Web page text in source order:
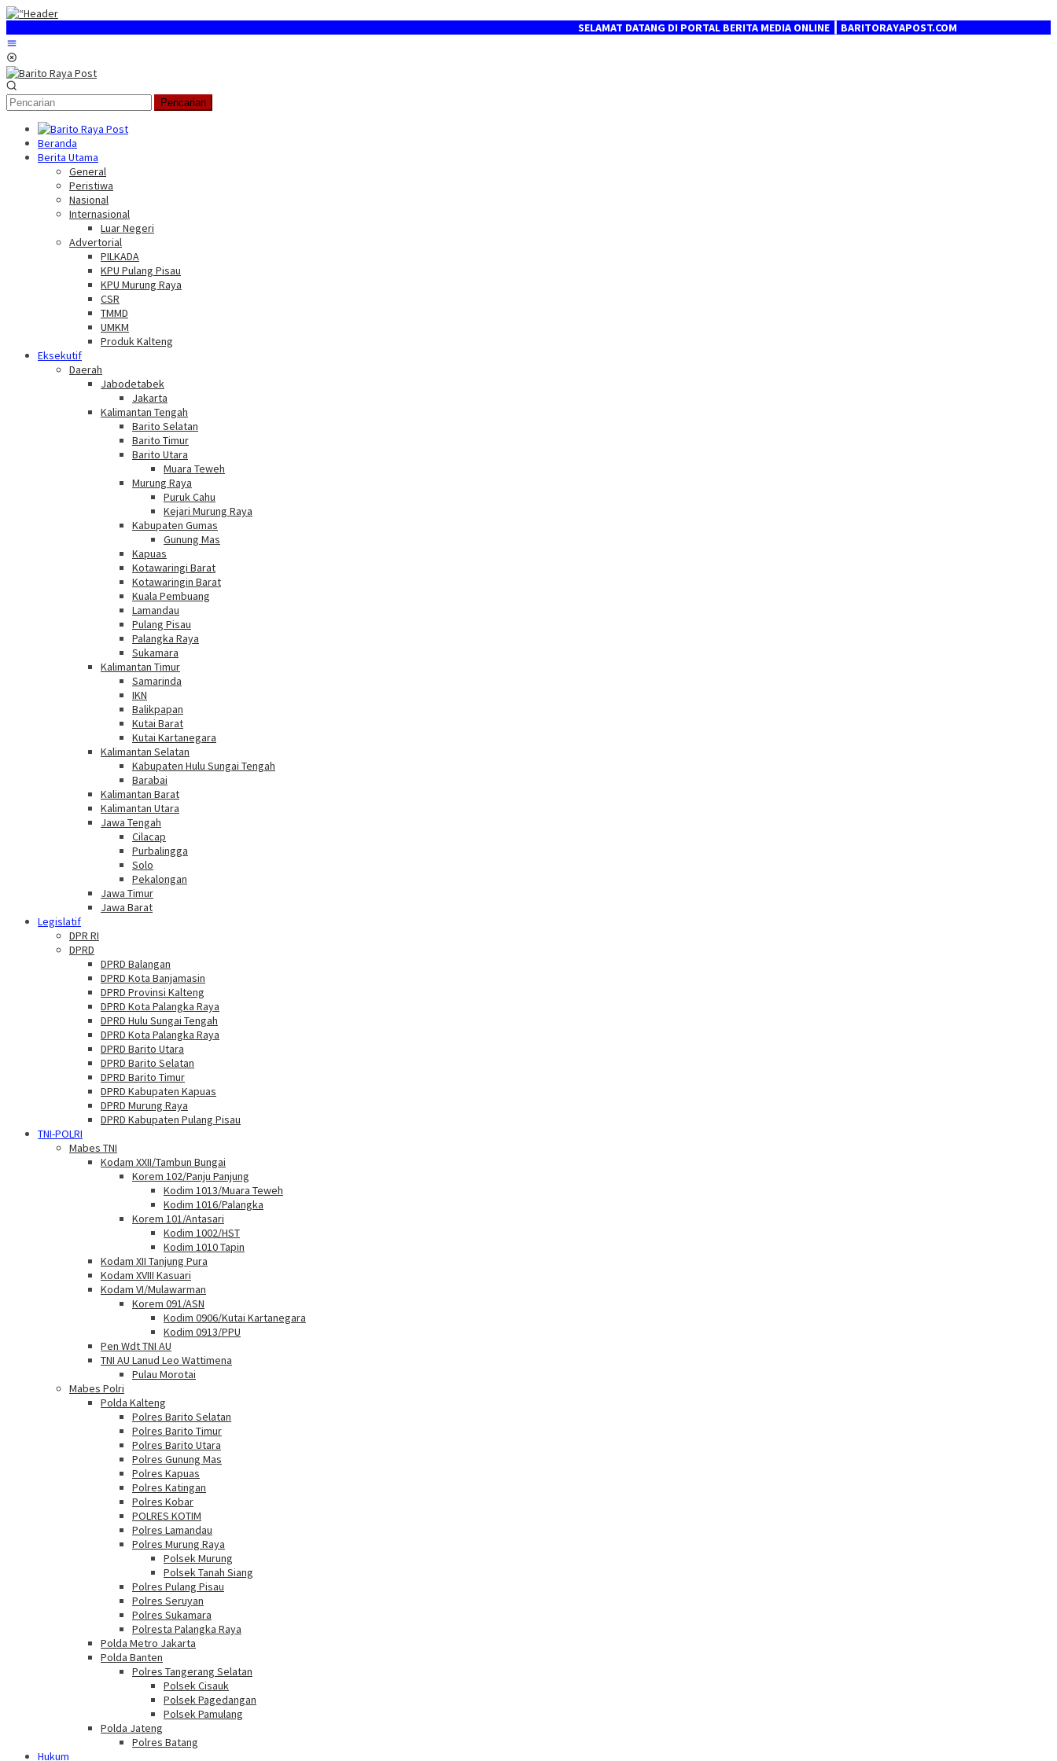
Loncat
konten
SELAMAT DATANG DI PORTAL BERITA MEDIA ONLINE ┃ BARITORAYAPOST.COM
Pencarian
Beranda
Berita Utama
General
Peristiwa
Nasional
Internasional
Luar Negeri
Advertorial
PILKADA
KPU Pulang Pisau
KPU Murung Raya
CSR
TMMD
UMKM
Produk Kalteng
Eksekutif
Daerah
Jabodetabek
Jakarta
Kalimantan Tengah
Barito Selatan
Barito Timur
Barito Utara
Muara Teweh
Murung Raya
Puruk Cahu
Kejari Murung Raya
Kabupaten Gumas
Gunung Mas
Kapuas
Kotawaringi Barat
Kotawaringin Barat
Kuala Pembuang
Lamandau
Pulang Pisau
Palangka Raya
Sukamara
Kalimantan Timur
Samarinda
IKN
Balikpapan
Kutai Barat
Kutai Kartanegara
Kalimantan Selatan
Kabupaten Hulu Sungai Tengah
Barabai
Kalimantan Barat
Kalimantan Utara
Jawa Tengah
Cilacap
Purbalingga
Solo
Pekalongan
Jawa Timur
Jawa Barat
Legislatif
DPR RI
DPRD
DPRD Balangan
DPRD Kota Banjamasin
DPRD Provinsi Kalteng
DPRD Kota Palangka Raya
DPRD Hulu Sungai Tengah
DPRD Kota Palangka Raya
DPRD Barito Utara
DPRD Barito Selatan
DPRD Barito Timur
DPRD Kabupaten Kapuas
DPRD Murung Raya
DPRD Kabupaten Pulang Pisau
TNI-POLRI
Mabes TNI
Kodam XXII/Tambun Bungai
Korem 102/Panju Panjung
Kodim 1013/Muara Teweh
Kodim 1016/Palangka
Korem 101/Antasari
Kodim 1002/HST
Kodim 1010 Tapin
Kodam XII Tanjung Pura
Kodam XVIII Kasuari
Kodam VI/Mulawarman
Korem 091/ASN
Kodim 0906/Kutai Kartanegara
Kodim 0913/PPU
Pen Wdt TNI AU
TNI AU Lanud Leo Wattimena
Pulau Morotai
Mabes Polri
Polda Kalteng
Polres Barito Selatan
Polres Barito Timur
Polres Barito Utara
Polres Gunung Mas
Polres Kapuas
Polres Katingan
Polres Kobar
POLRES KOTIM
Polres Lamandau
Polres Murung Raya
Polsek Murung
Polsek Tanah Siang
Polres Pulang Pisau
Polres Seruyan
Polres Sukamara
Polresta Palangka Raya
Polda Metro Jakarta
Polda Banten
Polres Tangerang Selatan
Polsek Cisauk
Polsek Pagedangan
Polsek Pamulang
Polda Jateng
Polres Batang
Hukum